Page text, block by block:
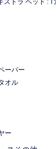
ーパー
オル
ー